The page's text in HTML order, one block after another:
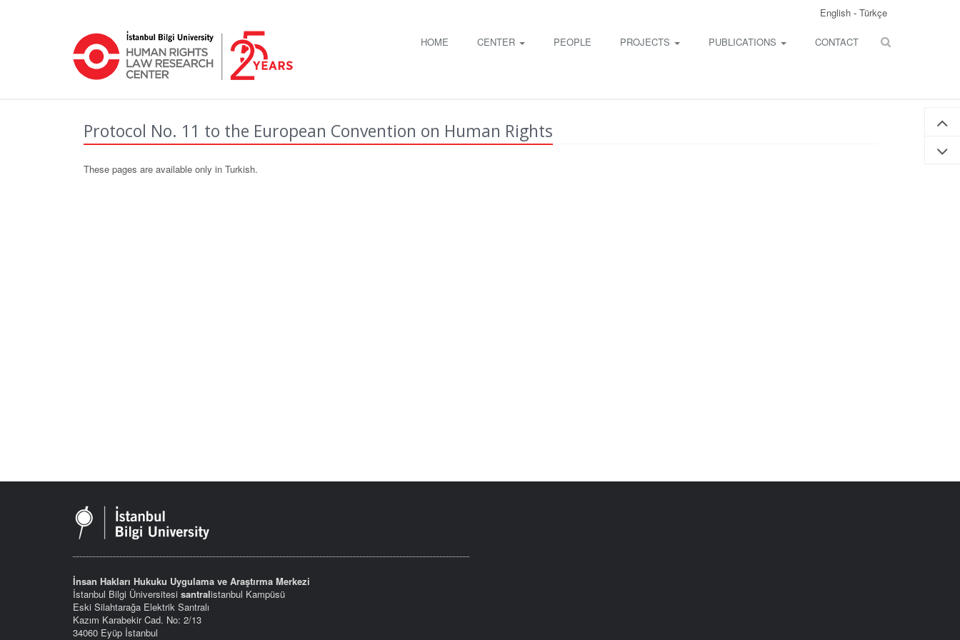
English - Türkçe
HOME CENTER PEOPLE PROJECTS PUBLICATIONS CONTACT
Protocol No. 11 to the European Convention on Human Rights
These pages are available only in Turkish.
İnsan Hakları Hukuku Uygulama ve Araştırma Merkezi
İstanbul Bilgi Üniversitesi santralistanbul Kampüsü
Eski Silahtarağa Elektrik Santralı
Kazım Karabekir Cad. No: 2/13
34060 Eyüp İstanbul